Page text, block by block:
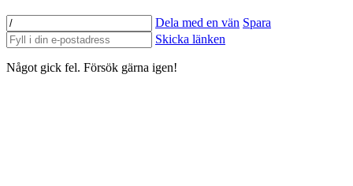
Dela med en vän Spara
Skicka länken
Något gick fel. Försök gärna igen!